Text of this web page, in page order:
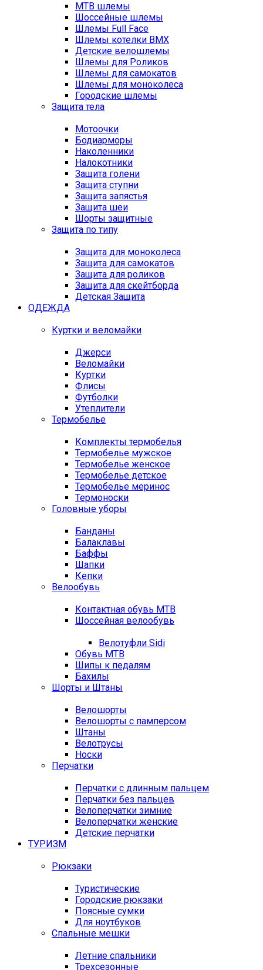
MTB шлемы
Шоссейные шлемы
Шлемы Full Face
Шлемы котелки BMX
Детские велошлемы
Шлемы для Роликов
Шлемы для самокатов
Шлемы для моноколеса
Городские шлемы
Защита тела
Мотоочки
Бодиарморы
Наколенники
Налокотники
Защита голени
Защита ступни
Защита запястья
Защита шеи
Шорты защитные
Защита по типу
Защита для моноколеса
Защита для самокатов
Защита для роликов
Защита для скейтборда
Детская Защита
ОДЕЖДА
Куртки и веломайки
Джерси
Веломайки
Куртки
Флисы
Футболки
Утеплители
Термобелье
Комплекты термобелья
Термобелье мужское
Термобелье женское
Термобелье детское
Термобелье меринос
Термоноски
Головные уборы
Банданы
Балаклавы
Баффы
Шапки
Кепки
Велообувь
Контактная обувь MTB
Шоссейная велообувь
Велотуфли Sidi
Обувь MTB
Шипы к педалям
Бахилы
Шорты и Штаны
Велошорты
Велошорты с памперсом
Штаны
Велотрусы
Носки
Перчатки
Перчатки с длинным пальцем
Перчатки без пальцев
Велоперчатки зимние
Велоперчатки женские
Детские перчатки
ТУРИЗМ
Рюкзаки
Туристические
Городские рюкзаки
Поясные сумки
Для ноутбуков
Спальные мешки
Летние спальники
Трехсезонные